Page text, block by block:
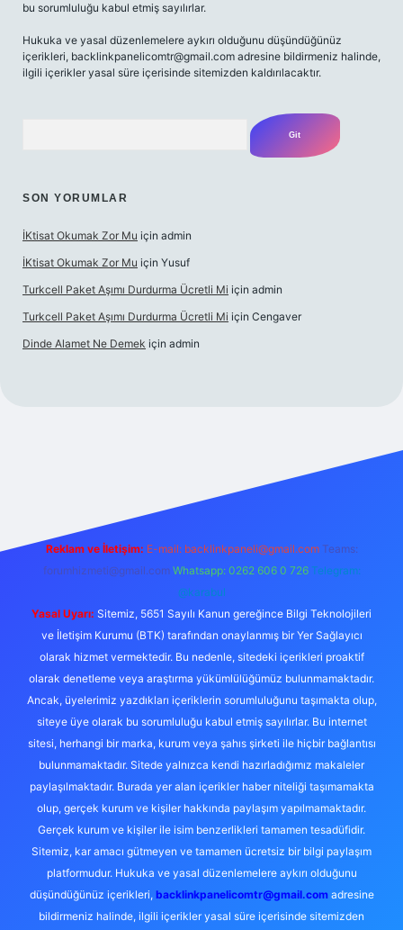
bu sorumluluğu kabul etmiş sayılırlar.
Hukuka ve yasal düzenlemelere aykırı olduğunu düşündüğünüz
içerikleri, backlinkpanelicomtr@gmail.com adresine bildirmeniz halinde,
ilgili içerikler yasal süre içerisinde sitemizden kaldırılacaktır.
SON YORUMLAR
İKtisat Okumak Zor Mu için admin
İKtisat Okumak Zor Mu için Yusuf
Turkcell Paket Aşımı Durdurma Ücretli Mi için admin
Turkcell Paket Aşımı Durdurma Ücretli Mi için Cengaver
Dinde Alamet Ne Demek için admin
Reklam ve İletişim: E-mail: backlinkpaneli@gmail.com Teams:
forumhizmeti@gmail.com Whatsapp: 0262 606 0 726 Telegram:
@karabul
Yasal Uyarı: Sitemiz, 5651 Sayılı Kanun gereğince Bilgi Teknolojileri
ve İletişim Kurumu (BTK) tarafından onaylanmış bir Yer Sağlayıcı
olarak hizmet vermektedir. Bu nedenle, sitedeki içerikleri proaktif
olarak denetleme veya araştırma yükümlülüğümüz bulunmamaktadır.
Ancak, üyelerimiz yazdıkları içeriklerin sorumluluğunu taşımakta olup,
siteye üye olarak bu sorumluluğu kabul etmiş sayılırlar. Bu internet
sitesi, herhangi bir marka, kurum veya şahıs şirketi ile hiçbir bağlantısı
bulunmamaktadır. Sitede yalnızca kendi hazırladığımız makaleler
paylaşılmaktadır. Burada yer alan içerikler haber niteliği taşımamakta
olup, gerçek kurum ve kişiler hakkında paylaşım yapılmamaktadır.
Gerçek kurum ve kişiler ile isim benzerlikleri tamamen tesadüfidir.
Sitemiz, kar amacı gütmeyen ve tamamen ücretsiz bir bilgi paylaşım
platformudur. Hukuka ve yasal düzenlemelere aykırı olduğunu
düşündüğünüz içerikleri, backlinkpanelicomtr@gmail.comadresine
bildirmeniz halinde, ilgili içerikler yasal süre içerisinde sitemizden